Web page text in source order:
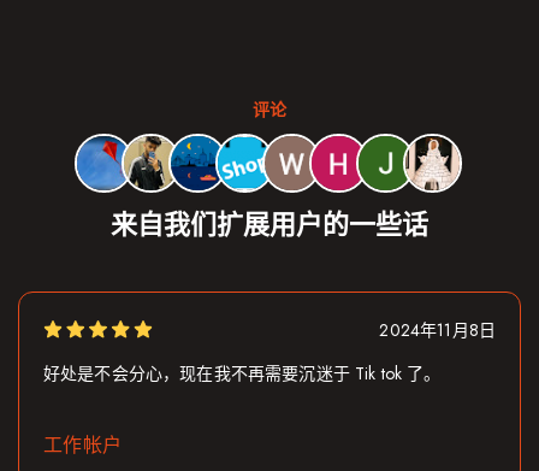
评论
来自我们扩展用户的一些话
2024年11月8日
好处是不会分心，现在我不再需要沉迷于 Tik tok 了。
工作帐户